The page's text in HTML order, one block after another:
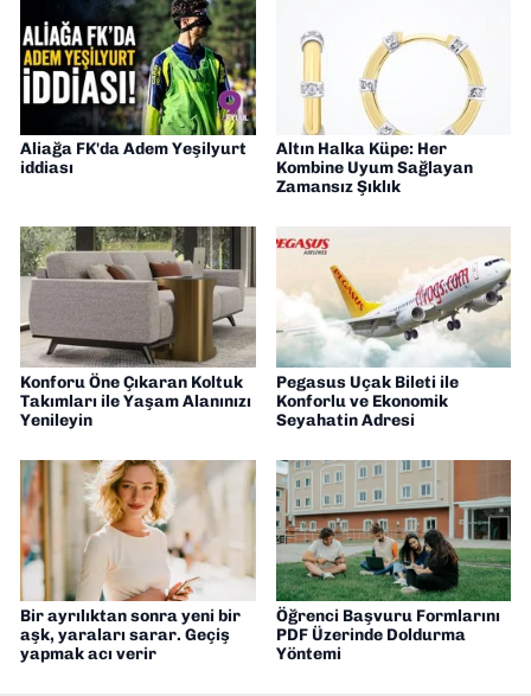
Aliağa FK'da Adem Yeşilyurt
iddiası
Altın Halka Küpe: Her
Kombine Uyum Sağlayan
Zamansız Şıklık
Konforu Öne Çıkaran Koltuk
Takımları ile Yaşam Alanınızı
Yenileyin
Pegasus Uçak Bileti ile
Konforlu ve Ekonomik
Seyahatin Adresi
Bir ayrılıktan sonra yeni bir
aşk, yaraları sarar. Geçiş
yapmak acı verir
Öğrenci Başvuru Formlarını
PDF Üzerinde Doldurma
Yöntemi